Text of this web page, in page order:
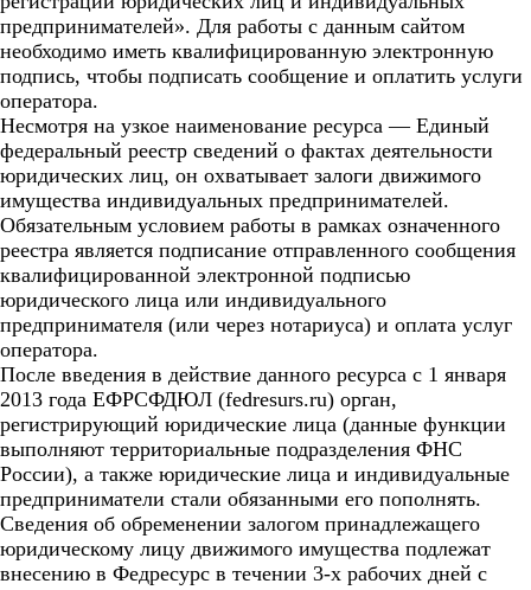
предпринимателей». Для работы с данным сайтом
необходимо иметь квалифицированную электронную
подпись, чтобы подписать сообщение и оплатить услуги
оператора.
Несмотря на узкое наименование ресурса — Единый
федеральный реестр сведений о фактах деятельности
юридических лиц, он охватывает залоги движимого
имущества индивидуальных предпринимателей.
Обязательным условием работы в рамках означенного
реестра является подписание отправленного сообщения
квалифицированной электронной подписью
юридического лица или индивидуального
предпринимателя (или через нотариуса) и оплата услуг
оператора.
После введения в действие данного ресурса с 1 января
2013 года ЕФРСФДЮЛ (fedresurs.ru) орган,
регистрирующий юридические лица (данные функции
выполняют территориальные подразделения ФНС
России), а также юридические лица и индивидуальные
предприниматели стали обязанными его пополнять.
Сведения об обременении залогом принадлежащего
юридическому лицу движимого имущества подлежат
внесению в Федресурс в течении 3-х рабочих дней с